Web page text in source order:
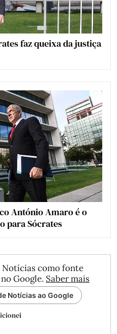
faz queixa da justiça
António Amaro é o
para Sócrates
Notícias como fonte
Google. Saber mais
Notícias ao Google